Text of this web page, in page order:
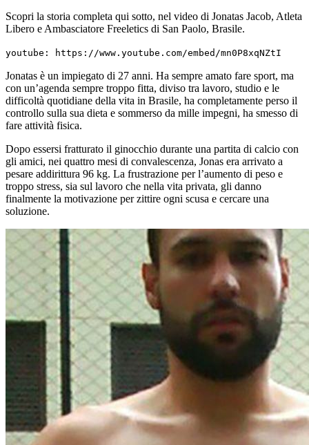
Scopri la storia completa qui sotto, nel video di Jonatas Jacob, Atleta
Libero e Ambasciatore Freeletics di San Paolo, Brasile.
youtube: https://www.youtube.com/embed/mn0P8xqNZtI
Jonatas è un impiegato di 27 anni. Ha sempre amato fare sport, ma
con un’agenda sempre troppo fitta, diviso tra lavoro, studio e le
difficoltà quotidiane della vita in Brasile, ha completamente perso il
controllo sulla sua dieta e sommerso da mille impegni, ha smesso di
fare attività fisica.
Dopo essersi fratturato il ginocchio durante una partita di calcio con
gli amici, nei quattro mesi di convalescenza, Jonas era arrivato a
pesare addirittura 96 kg. La frustrazione per l’aumento di peso e
troppo stress, sia sul lavoro che nella vita privata, gli danno
finalmente la motivazione per zittire ogni scusa e cercare una
soluzione.